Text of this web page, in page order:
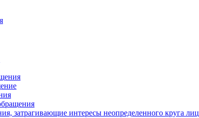
затрагивающие интересы неопределенного круга лиц